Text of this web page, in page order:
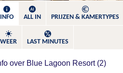
INFO ALL IN PRIJZEN & KAMERTYPES
WEER LAST MINUTES
over Blue Lagoon Resort (2)